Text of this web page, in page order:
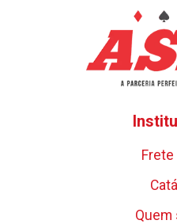
Quem